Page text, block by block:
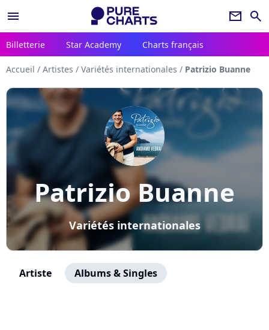
menu newsletter search
Billetterie Star Academy Charts français
Accueil / Artistes / Variétés internationales / Patrizio Buanne
Patrizio Buanne
Variétés internationales
Artiste Albums & Singles